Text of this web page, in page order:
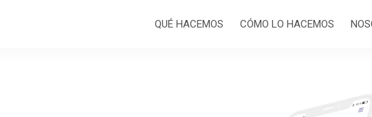
QUÉ HACEMOS CÓMO LO HACEMOS